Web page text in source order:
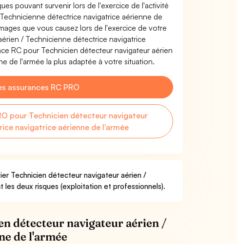
pouvant survenir lors de l'exercice de l'activité
détectrice navigatrice aérienne de
que vous causez lors de l'exercice de votre
/ Technicienne détectrice navigatrice
RC pour Technicien détecteur navigateur aérien
de l'armée la plus adaptée à votre situation.
assurances RC PRO
pour Technicien détecteur navigateur
navigatrice aérienne de l'armée
Technicien détecteur navigateur aérien /
deux risques (exploitation et professionnels).
détecteur navigateur aérien /
de l'armée